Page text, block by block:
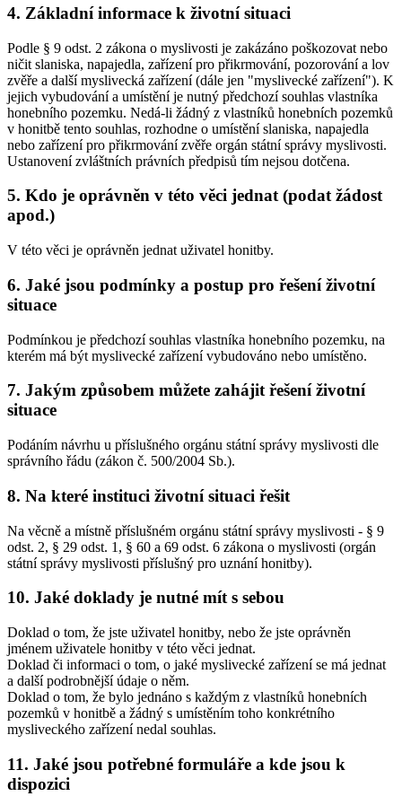
4. Základní informace k životní situaci
Podle § 9 odst. 2 zákona o myslivosti je zakázáno poškozovat nebo
ničit slaniska, napajedla, zařízení pro přikrmování, pozorování a lov
zvěře a další myslivecká zařízení (dále jen "myslivecké zařízení"). K
jejich vybudování a umístění je nutný předchozí souhlas vlastníka
honebního pozemku. Nedá-li žádný z vlastníků honebních pozemků
v honitbě tento souhlas, rozhodne o umístění slaniska, napajedla
nebo zařízení pro přikrmování zvěře orgán státní správy myslivosti.
Ustanovení zvláštních právních předpisů tím nejsou dotčena.
5. Kdo je oprávněn v této věci jednat (podat žádost
apod.)
V této věci je oprávněn jednat uživatel honitby.
6. Jaké jsou podmínky a postup pro řešení životní
situace
Podmínkou je předchozí souhlas vlastníka honebního pozemku, na
kterém má být myslivecké zařízení vybudováno nebo umístěno.
7. Jakým způsobem můžete zahájit řešení životní
situace
Podáním návrhu u příslušného orgánu státní správy myslivosti dle
správního řádu (zákon č. 500/2004 Sb.).
8. Na které instituci životní situaci řešit
Na věcně a místně příslušném orgánu státní správy myslivosti - § 9
odst. 2, § 29 odst. 1, § 60 a 69 odst. 6 zákona o myslivosti (orgán
státní správy myslivosti příslušný pro uznání honitby).
10. Jaké doklady je nutné mít s sebou
Doklad o tom, že jste uživatel honitby, nebo že jste oprávněn
jménem uživatele honitby v této věci jednat.
Doklad či informaci o tom, o jaké myslivecké zařízení se má jednat
a další podrobnější údaje o něm.
Doklad o tom, že bylo jednáno s každým z vlastníků honebních
pozemků v honitbě a žádný s umístěním toho konkrétního
mysliveckého zařízení nedal souhlas.
11. Jaké jsou potřebné formuláře a kde jsou k
dispozici